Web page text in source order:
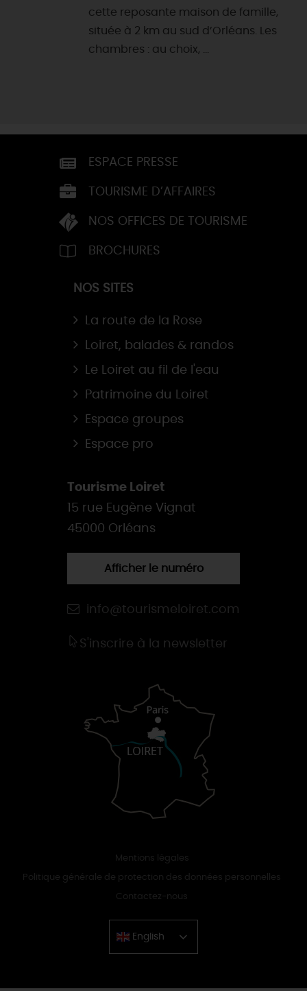
cette reposante maison de famille,
située à 2 km au sud d’Orléans. Les
chambres : au choix, ...
ESPACE PRESSE
TOURISME D’AFFAIRES
NOS OFFICES DE TOURISME
BROCHURES
NOS SITES
La route de la Rose
Loiret, balades & randos
Le Loiret au fil de l'eau
Patrimoine du Loiret
Espace groupes
Espace pro
Tourisme Loiret
15 rue Eugène Vignat
45000 Orléans
Afficher le numéro
info@tourismeloiret.com
S'inscrire à la newsletter
Mentions légales
Politique générale de protection des données personnelles
Contactez-nous
English
Chinese